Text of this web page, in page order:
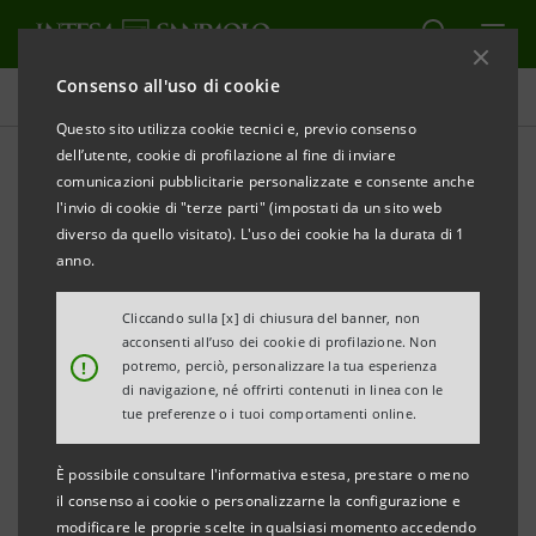
Consenso all'uso di cookie
Questo sito utilizza cookie tecnici e, previo consenso
dell’utente, cookie di profilazione al fine di inviare
comunicazioni pubblicitarie personalizzate e consente anche
l'invio di cookie di "terze parti" (impostati da un sito web
diverso da quello visitato). L'uso dei cookie ha la durata di 1
anno.
!
Cliccando sulla [x] di chiusura del banner, non
acconsenti all’uso dei cookie di profilazione. Non
potremo, perciò, personalizzare la tua esperienza
di navigazione, né offrirti contenuti in linea con le
tue preferenze o i tuoi comportamenti online.
È possibile consultare l'informativa estesa, prestare o meno
il consenso ai cookie o personalizzarne la configurazione e
modificare le proprie scelte in qualsiasi momento accedendo
Investor relations
Prospetti
STAMPA AGGIORNA
Qui si trovano tutti i prospetti relativi ai titoli emessi
da Intesa Sanpaolo dal 1° gennaio 2007, data di
decorrenza della fusione tra Banca Intesa e Sanpaolo
IMI. Per i titoli emessi anteriormente a tale data, si
può fare riferimento ai precedenti siti delle due